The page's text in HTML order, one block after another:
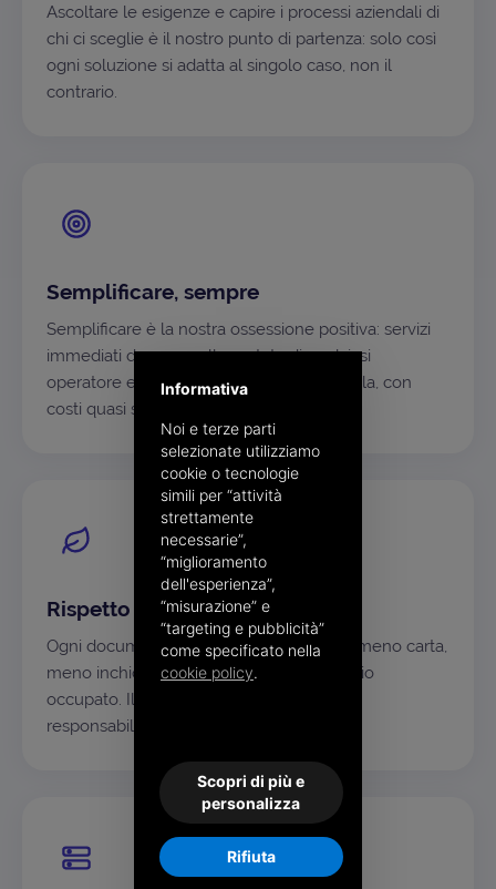
Ascoltare le esigenze e capire i processi aziendali di
chi ci sceglie è il nostro punto di partenza: solo così
ogni soluzione si adatta al singolo caso, non il
contrario.
Semplificare, sempre
Semplificare è la nostra ossessione positiva: servizi
immediati da usare, alla portata di qualsiasi
operatore e sostenibili anche su larga scala, con
costi quasi solo variabili.
Rispetto per l'ambiente
Ogni documento non stampato significa meno carta,
meno inchiostro, meno CO₂ e meno spazio
occupato. Il digitale è anche una scelta di
responsabilità.
Informativa
Noi e terze parti
selezionate utilizziamo
cookie o tecnologie
simili per “attività
strettamente
necessarie”,
“miglioramento
dell'esperienza”,
“misurazione” e
“targeting e pubblicità”
come specificato nella
cookie policy.
Scopri di più e
personalizza
Rifiuta